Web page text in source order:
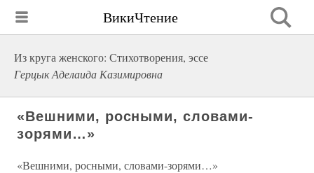
ВикиЧтение
Из круга женского: Стихотворения, эссе
Герцык Аделаида Казимировна
«Вешними, росными, словами-
зорями…»
«Вешними, росными, словами-зорями…»